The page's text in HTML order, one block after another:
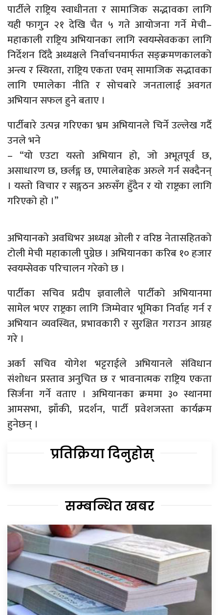
पार्टीले राष्ट्रिय स्वाधीनता र सामाजिक सद्भावका लागि
यही फागुन २१ देखि चैत ५ गते आयोजना गर्ने मेची–
महाकाली राष्ट्रिय अभियानका लागि स्वयम्सेवकका लागि
निर्देशन दिँदै अध्यक्षले निर्वाचनमार्फत सङ्क्रमणकालको
अन्त्य र स्थिरता, राष्ट्रिय एकता एवम् सामाजिक सद्भावका
लागि एमालेका नीति र सोचबारे जनतालाई अवगत
अभियान सफल हुने बताए ।
पार्टीबारे उत्पन्न गरिएका भ्रम अभियानले चिर्ने उल्लेख गर्दै
उनले भने
– “यो एउटा यस्तो अभियान हो, जो अभूतपूर्व छ,
असाधारण छ, छर्लङ्ग छ, एमालेबाहेक अरुले गर्न सक्दैनन्
। यस्तो विचार र सङ्गठन अरुसँग हुँदैन र यो राष्ट्रका लागि
गरिएको हो ।”
अभियानको अवधिभर अध्यक्ष ओली र वरिष्ठ नेतासहितको
टोली मेची महाकाली पुग्नेछ । अभियानका करिब १० हजार
स्वयम्सेवक परिचालन गरेको छ ।
पार्टीका सचिव प्रदीप ज्ञवालीले पार्टीको अभियानमा
सामेल भएर राष्ट्रका लागि जिम्मेवार भूमिका निर्वाह गर्न र
अभियान व्यवस्थित, प्रभावकारी र सुरक्षित गराउन आग्रह
गरे ।
अर्का सचिव योगेश भट्टराईले अभियानले संविधान
संशोधन प्रस्ताव अनुचित छ र भावनात्मक राष्ट्रिय एकता
सिर्जना गर्ने वताए । अभियानका क्रममा ३० स्थानमा
आमसभा, झाँकी, प्रदर्शन, पार्टी प्रवेशजस्ता कार्यक्रम
हुनेछन् ।
प्रतिक्रिया दिनुहोस्
सम्बन्धित खबर